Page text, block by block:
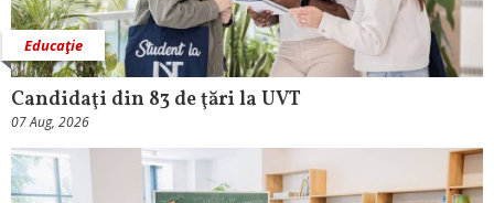
Educaţie
Candidaţi din 83 de ţări la UVT
07 Aug, 2026